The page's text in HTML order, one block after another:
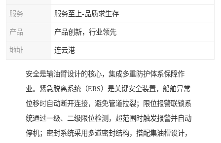
服务 服务至上-品质求生存
产品 产品创新，行业领先
地址 连云港
安全是输油臂设计的核心，集成多重防护体系保障作
业。紧急脱离系统（ERS）是关键安全装置，船舶异常
位移时自动断开连接，避免管道拉裂；限位报警联锁系
统通过一级、二级限位检测，超范围时触发报警并自动
停机；密封系统采用多道密封结构，搭配集油槽设计，